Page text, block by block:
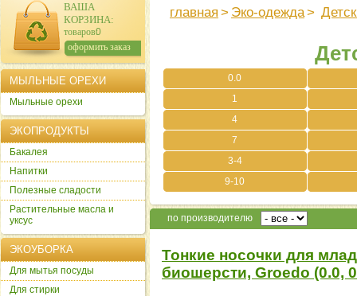
главная > Эко-одежда>
0.0
1
4
7
3-4
9-10
по производителю
Тонкие носочки для
биошерсти, Groedo (0.0,
ВАША
КОРЗИНА:
товаров:0
сумма: 0р.
оформить заказ
МЫЛЬНЫЕ ОРЕХИ
Мыльные орехи
ЭКОПРОДУКТЫ
Бакалея
Напитки
Полезные сладости
Растительные масла и
уксус
ЭКОУБОРКА
Для мытья посуды
Для стирки